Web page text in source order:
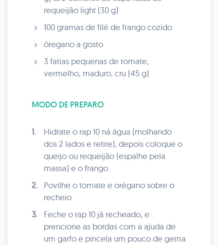
requeijão light (30 g)
100 gramas de filé de frango cozido
óregano a gosto
3 fatias pequenas de tomate,
vermelho, maduro, cru (45 g)
MODO DE PREPARO
1.
Hidrate o rap 10 ná água (molhando
dos 2 lados e retire), depois coloque o
queijo ou requeijão (espalhe pela
massa) e o frango.
2.
Povilhe o tomate e orégano sobre o
recheio
3.
Feche o rap 10 já recheado, e
prencione as bordas com a ajuda de
um garfo e pincela um pouco de gema